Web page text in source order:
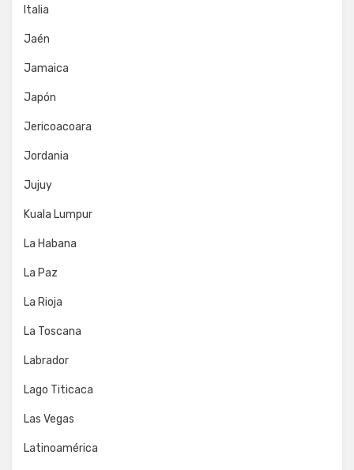
Italia
Jaén
Jamaica
Japón
Jericoacoara
Jordania
Jujuy
Kuala Lumpur
La Habana
La Paz
La Rioja
La Toscana
Labrador
Lago Titicaca
Las Vegas
Latinoamérica